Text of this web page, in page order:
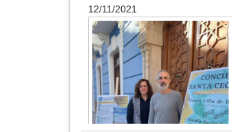
12/11/2021